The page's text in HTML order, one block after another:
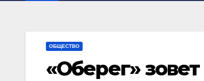
ОБЩЕСТВО
«Оберег»